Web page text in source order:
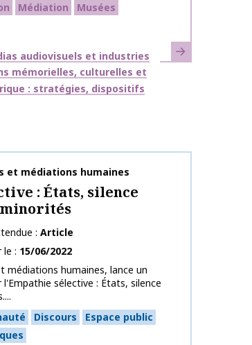
Médiation
Musées
audiovisuels et industries
mémorielles, culturelles et
: stratégies, dispositifs
En savoir plus
et médiations humaines
: États, silence
Article
le
15/06/2022
médiations humaines, lance un
sélective : États, silence
Discours
Espace public